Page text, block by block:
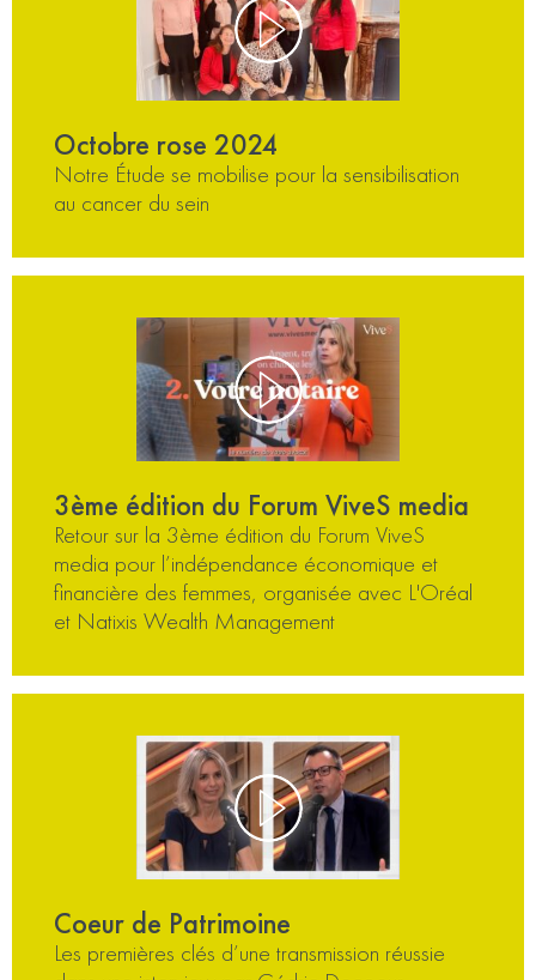
Octobre rose 2024
Notre Étude se mobilise pour la sensibilisation
au cancer du sein
3ème édition du Forum ViveS media
Retour sur la 3ème édition du Forum ViveS
media pour l’indépendance économique et
financière des femmes, organisée avec L'Oréal
et Natixis Wealth Management
Coeur de Patrimoine
Les premières clés d’une transmission réussie